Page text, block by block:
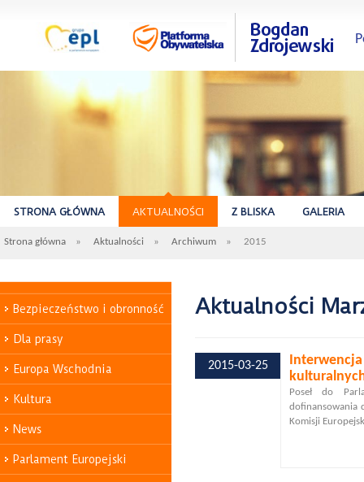
STRONA GŁÓWNA AKTUALNOŚCI Z BLISKA GALERIA
Strona główna » Aktualności » Archiwum » 2015
Bezpieczeństwo i obronność
Dla prasy
Europa Wschodnia
Kultura
News
Parlament Europejski
Aktualności
2015-03-25
Poseł do
dofinansowania
Komisji